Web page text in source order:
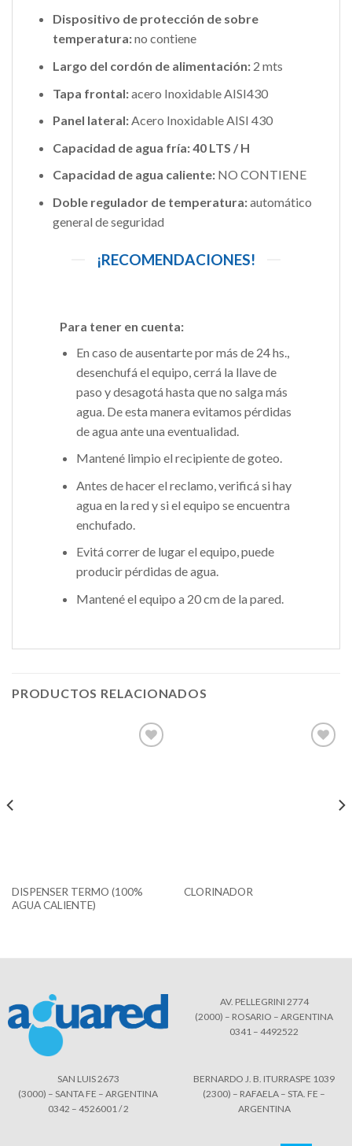
Dispositivo de protección de sobre
temperatura:no contiene
Largo del cordón de alimentación: 2 mts
Tapa frontal:acero Inoxidable AISI430
Panel lateral:Acero Inoxidable AISI 430
Capacidad de agua fría: 40 LTS / H
Capacidad de agua caliente: NO CONTIENE
Doble regulador de temperatura:automático
general de seguridad
¡RECOMENDACIONES!
Para tener en cuenta:
En caso de ausentarte por más de 24 hs.,
desenchufá el equipo, cerrá la llave de
paso y desagotá hasta que no salga más
agua. De esta manera evitamos pérdidas
de agua ante una eventualidad.
Mantené limpio el recipiente de goteo.
Antes de hacer el reclamo, verificá si hay
agua en la red y si el equipo se encuentra
enchufado.
Evitá correr de lugar el equipo, puede
producir pérdidas de agua.
Mantené el equipo a 20 cm de la pared.
PRODUCTOS RELACIONADOS
DISPENSER TERMO (100%
AGUA CALIENTE)
CLORINADOR
AV. PELLEGRINI 2774
(2000) – ROSARIO – ARGENTINA
0341 – 4492522
SAN LUIS 2673
(3000) – SANTA FE – ARGENTINA
0342 – 4526001 / 2
BERNARDO J. B. ITURRASPE 1039
(2300) – RAFAELA – STA. FE –
ARGENTINA